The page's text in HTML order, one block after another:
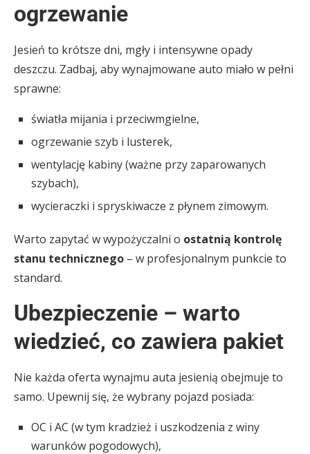
ogrzewanie
Jesień to krótsze dni, mgły i intensywne opady
deszczu. Zadbaj, aby wynajmowane auto miało w pełni
sprawne:
światła mijania i przeciwmgielne,
ogrzewanie szyb i lusterek,
wentylację kabiny (ważne przy zaparowanych
szybach),
wycieraczki i spryskiwacze z płynem zimowym.
Warto zapytać w wypożyczalni o ostatnią kontrolę
stanu technicznego – w profesjonalnym punkcie to
standard.
Ubezpieczenie – warto
wiedzieć, co zawiera pakiet
Nie każda oferta wynajmu auta jesienią obejmuje to
samo. Upewnij się, że wybrany pojazd posiada:
OC i AC (w tym kradzież i uszkodzenia z winy
warunków pogodowych),